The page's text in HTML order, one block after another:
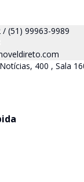
(51) 99999-0622 / (51) 99963-9989
400 , Sala